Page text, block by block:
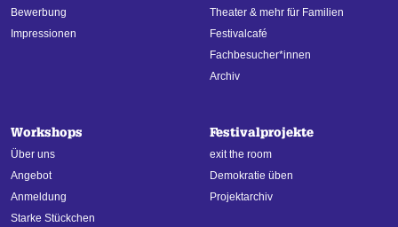
Bewerbung
Impressionen
Theater & mehr für Familien
Festivalcafé
Fachbesucher*innen
Archiv
Workshops
Über uns
Angebot
Anmeldung
Starke Stückchen
Festivalprojekte
exit the room
Demokratie üben
Projektarchiv